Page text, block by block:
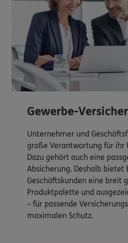
Gewerbe-
Unternehmer und
große Verantwortung für ihr
Dazu gehört auch eine
Absicherung. Deshalb bietet
Geschäftskunden eine breit
Produktpalette und
– für passende
maximalen Schutz.